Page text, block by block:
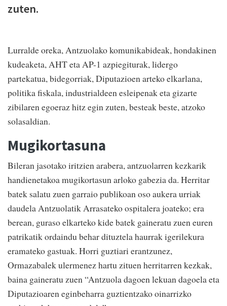
zuten.
Lurralde oreka, Antzuolako komunikabideak, hondakinen
kudeaketa, AHT eta AP-1 azpiegiturak, lidergo
partekatua, bidegorriak, Diputazioen arteko elkarlana,
politika fiskala, industrialdeen esleipenak eta gizarte
zibilaren egoeraz hitz egin zuten, besteak beste, atzoko
solasaldian.
Mugikortasuna
Bileran jasotako iritzien arabera, antzuolarren kezkarik
handienetakoa mugikortasun arloko gabezia da. Herritar
batek salatu zuen garraio publikoan oso aukera urriak
daudela Antzuolatik Arrasateko ospitalera joateko; era
berean, guraso elkarteko kide batek gaineratu zuen euren
patrikatik ordaindu behar dituztela haurrak igerilekura
eramateko gastuak. Horri guztiari erantzunez,
Ormazabalek ulermenez hartu zituen herritarren kezkak,
baina gaineratu zuen “Antzuola dagoen lekuan dagoela eta
Diputazioaren eginbeharra guztientzako oinarrizko